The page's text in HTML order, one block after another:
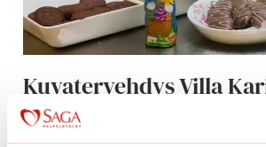
Kuvatervehdys Villa
pääsiäisestä